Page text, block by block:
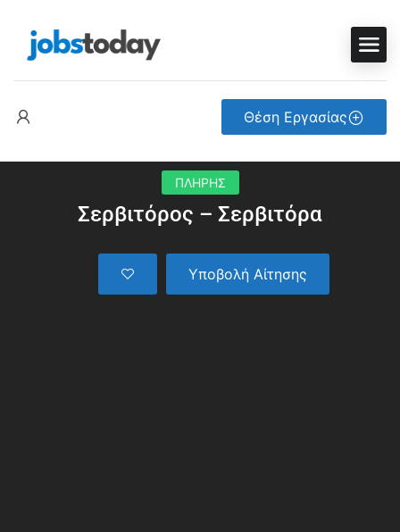
Θέση Εργασίας
ΠΛΗΡΗΣ
Σερβιτόρος – Σερβιτόρα
Υποβολή Αίτησης